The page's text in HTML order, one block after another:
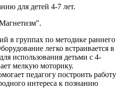
для детей 4-7 лет.
в группах по методике раннего
легко встраивается в
использования детьми с 4-
мелкую моторику.
педагогу построить работу
интереса к познанию